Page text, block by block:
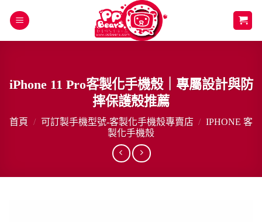
iPhone 11 Pro客製化手機殼｜專屬設計與防
摔保護殼推薦
首頁 / 可訂製手機型號-客製化手機殼專賣店 / IPHONE 客
製化手機殼